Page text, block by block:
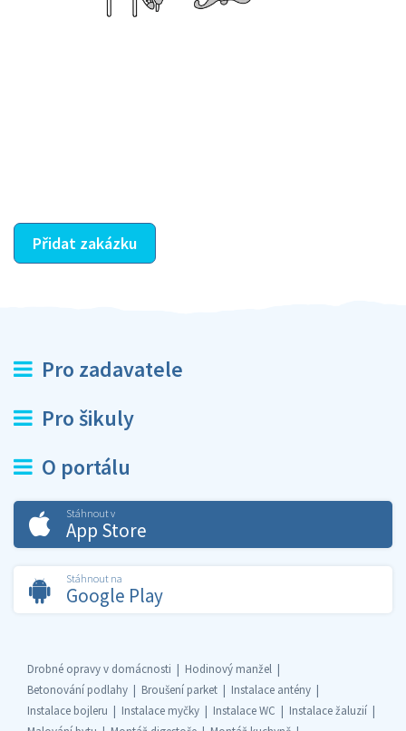
Přidat zakázku
Pro zadavatele
Pro šikuly
O portálu
Stáhnout v
App Store
Stáhnout na
Google Play
Drobné opravy v domácnosti
Hodinový manžel
Betonování podlahy
Broušení parket
Instalace antény
Instalace bojleru
Instalace myčky Instalace WC
Instalace žaluzií